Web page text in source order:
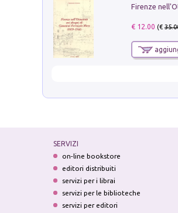
€ 12.00 (€
SERVIZI
on-line bookstore
editori distribuiti
servizi per i librai
servizi per le biblioteche
servizi per editori